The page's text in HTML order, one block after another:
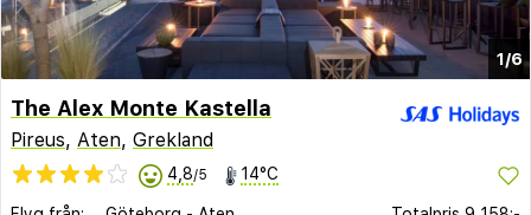
1/6
The Alex Monte Kastella
Pireus, Aten, Grekland
4,8/5 14°C